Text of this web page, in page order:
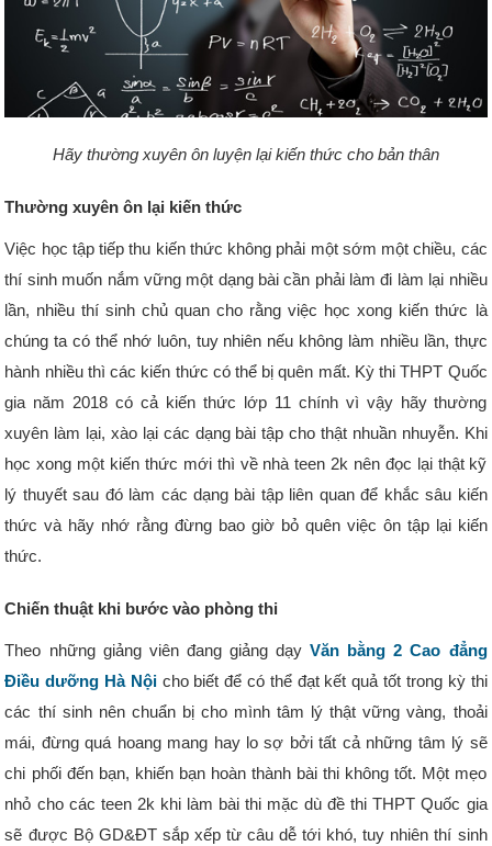
Hãy thường xuyên ôn luyện lại kiến thức cho bản thân
Thường xuyên ôn lại kiến thức
Việc học tập tiếp thu kiến thức không phải một sớm một chiều, các
thí sinh muốn nắm vững một dạng bài cần phải làm đi làm lại nhiều
lần, nhiều thí sinh chủ quan cho rằng việc học xong kiến thức là
chúng ta có thể nhớ luôn, tuy nhiên nếu không làm nhiều lần, thực
hành nhiều thì các kiến thức có thể bị quên mất. Kỳ thi THPT Quốc
gia năm 2018 có cả kiến thức lớp 11 chính vì vậy hãy thường
xuyên làm lại, xào lại các dạng bài tập cho thật nhuần nhuyễn. Khi
học xong một kiến thức mới thì về nhà teen 2k nên đọc lại thật kỹ
lý thuyết sau đó làm các dạng bài tập liên quan để khắc sâu kiến
thức và hãy nhớ rằng đừng bao giờ bỏ quên việc ôn tập lại kiến
thức.
Chiến thuật khi bước vào phòng thi
Theo những giảng viên đang giảng dạyVăn bằng 2 Cao đẳng
Điều dưỡng Hà Nộicho biết để có thể đạt kết quả tốt trong kỳ thi
các thí sinh nên chuẩn bị cho mình tâm lý thật vững vàng, thoải
mái, đừng quá hoang mang hay lo sợ bởi tất cả những tâm lý sẽ
chi phối đến bạn, khiến bạn hoàn thành bài thi không tốt. Một mẹo
nhỏ cho các teen 2k khi làm bài thi mặc dù đề thi THPT Quốc gia
sẽ được Bộ GD&ĐT sắp xếp từ câu dễ tới khó, tuy nhiên thí sinh